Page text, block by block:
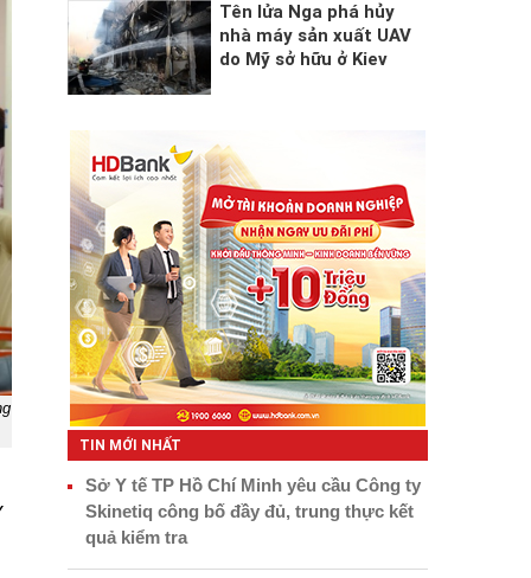
Tên lửa Nga phá hủy
nhà máy sản xuất UAV
do Mỹ sở hữu ở Kiev
TIN MỚI NHẤT
Sở Y tế TP Hồ Chí Minh yêu cầu Công ty
Skinetiq công bố đầy đủ, trung thực kết
quả kiểm tra